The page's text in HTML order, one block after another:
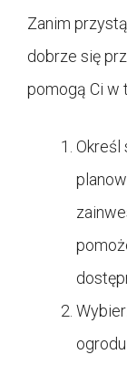
Zanim
dobrze się
pomogą Ci w
Określ